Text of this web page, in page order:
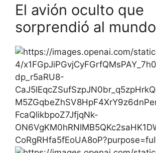
El avión oculto que
sorprendió al mundo